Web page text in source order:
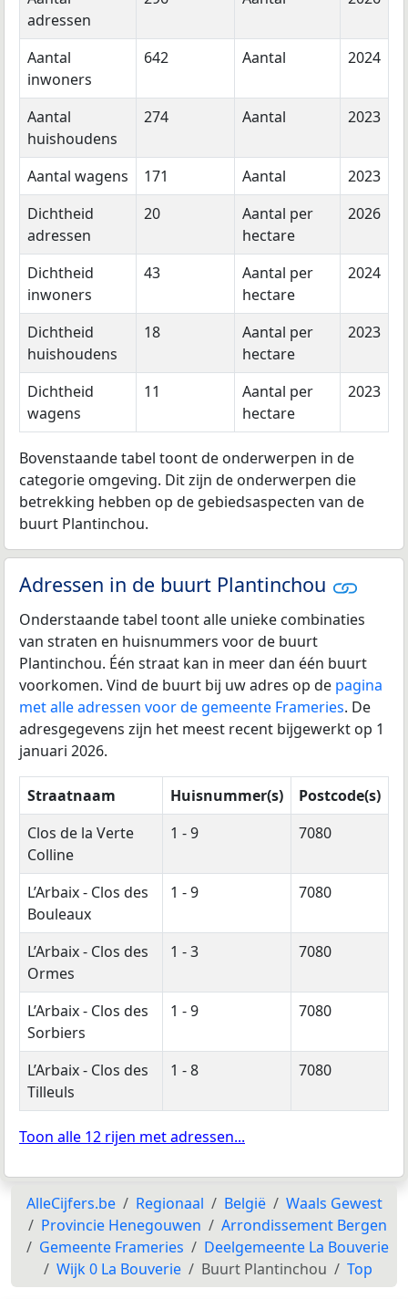
adressen
Aantal
inwoners
642 Aantal 2024
Aantal
huishoudens
274 Aantal 2023
Aantal wagens 171 Aantal
2023
Dichtheid
adressen
20
Aantal per
hectare
2026
Dichtheid
inwoners
43
Aantal per
hectare
2024
Dichtheid
huishoudens
18
Aantal per
hectare
2023
Dichtheid
wagens
11
Aantal per
hectare
2023
Bovenstaande tabel toont de onderwerpen in de
categorie omgeving. Dit zijn de onderwerpen die
betrekking hebben op de gebiedsaspecten van de
buurt Plantinchou.
Adressen in de buurt Plantinchou
Onderstaande tabel toont alle unieke combinaties
van straten en huisnummers voor de buurt
Plantinchou. Één straat kan in meer dan één buurt
voorkomen. Vind de buurt bij uw adres op de pagina
met alle adressen voor de gemeente Frameries. De
adresgegevens zijn het meest recent bijgewerkt op 1
januari 2026.
Straatnaam Huisnummer(s)
Postcode(s)
Clos de la Verte
Colline
1 - 9 7080
L’Arbaix - Clos des
Bouleaux
1 - 9 7080
L’Arbaix - Clos des
Ormes
1 - 3 7080
L’Arbaix - Clos des
Sorbiers
1 - 9 7080
L’Arbaix - Clos des
Tilleuls
1 - 8 7080
Toon alle 12 rijen met adressen...
AlleCijfers.be Regionaal België
Waals Gewest
Provincie Henegouwen
Arrondissement Bergen
Gemeente Frameries
Deelgemeente La Bouverie
Wijk 0 La Bouverie
Buurt Plantinchou Top